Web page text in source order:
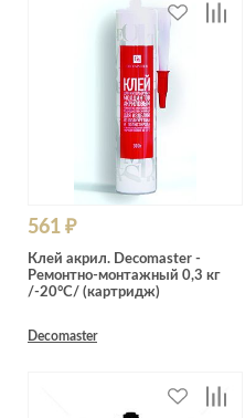
561 ₽
Клей акрил. Decomaster -
Ремонтно-монтажный 0,3 кг
/-20°C/ (картридж)
Decomaster